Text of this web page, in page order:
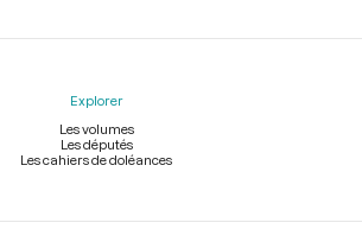
Explorer
Les volumes
Les députés
Les cahiers de doléances